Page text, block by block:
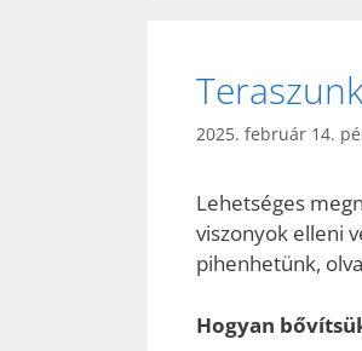
2025. február 14.
Lehetséges
viszonyok elleni
pihenhetünk,
Hogyan